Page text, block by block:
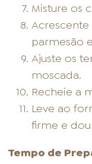
Misture os
parmesão
Ajuste os
moscada.
Recheie a
Leve ao
firme e
Tempo de